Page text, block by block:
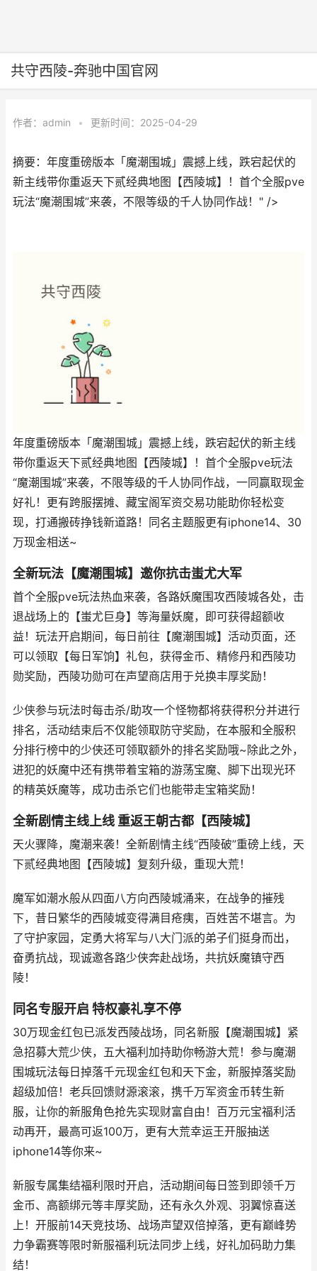
共守西陵-奔驰中国官网
作者： admin • 更新时间：2025-04-29
摘要：年度重磅版本「魔潮围城」震撼上线，跌宕起伏的
新主线带你重返天下贰经典地图【西陵城】！首个全服pve
玩法“魔潮围城”来袭，不限等级的千人协同作战！" />
年度重磅版本「魔潮围城」震撼上线，跌宕起伏的新主线
带你重返天下贰经典地图【西陵城】！首个全服pve玩法
“魔潮围城”来袭，不限等级的千人协同作战，一同赢取现金
好礼！更有跨服摆摊、藏宝阁军资交易功能助你轻松变
现，打通搬砖挣钱新道路！同名主题服更有iphone14、30
万现金相送~
全新玩法【魔潮围城】邀你抗击蚩尤大军
首个全服pve玩法热血来袭，各路妖魔围攻西陵城各处，击
退战场上的【蚩尤巨身】等海量妖魔，即可获得超额收
益！玩法开启期间，每日前往【魔潮围城】活动页面，还
可以领取【每日军饷】礼包，获得金币、精修丹和西陵功
勋奖励，西陵功勋可在声望商店用于兑换丰厚奖励！
少侠参与玩法时每击杀/助攻一个怪物都将获得积分并进行
排名，活动结束后不仅能领取防守奖励，在本服和全服积
分排行榜中的少侠还可领取额外的排名奖励哦~除此之外，
进犯的妖魔中还有携带着宝箱的游荡宝魔、脚下出现光环
的精英妖魔等，成功击杀它们也能带走宝箱奖励！
全新剧情主线上线 重返王朝古都【西陵城】
天火骤降，魔潮来袭！全新剧情主线“西陵破”重磅上线，天
下贰经典地图【西陵城】复刻升级，重现大荒！
魔军如潮水般从四面八方向西陵城涌来，在战争的摧残
下，昔日繁华的西陵城变得满目疮痍，百姓苦不堪言。为
了守护家园，定勇大将军与八大门派的弟子们挺身而出，
奋勇抗战，现诚邀各路少侠奔赴战场，共抗妖魔镇守西
陵！
同名专服开启 特权豪礼享不停
30万现金红包已派发西陵战场，同名新服【魔潮围城】紧
急招募大荒少侠，五大福利加持助你畅游大荒！参与魔潮
围城玩法每日掉落千元现金红包和天下金，新服掉落奖励
超级加倍！老兵回馈财源滚滚，携千万军资金币转生新
服，让你的新服角色抢先实现财富自由！百万元宝福利活
动再开，最高可返100万，更有大荒幸运王开服抽送
iphone14等你来~
新服专属集结福利限时开启，活动期间每日签到即领千万
金币、高额绑元等丰厚奖励，还有永久外观、羽翼惊喜送
上！开服前14天竞技场、战场声望双倍掉落，更有巅峰势
力争霸赛等限时新服福利玩法同步上线，好礼加码助力集
结！